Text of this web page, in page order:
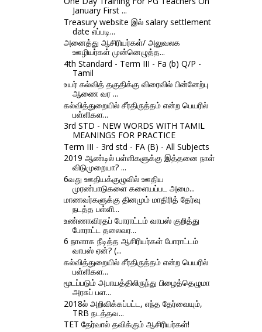
January First ...
Treasury website இல் salary settlement
date எப்படி...
அனைத்து ஆசிரியர்கள்/ அலுவலக
ஊழியர்கள் முன்னெழுத்த...
4th Standard - Term III - Fa (b) Q/P -
Tamil
உயர் கல்வித் தகுதிக்கு விரைவில் பின்னேற்பு
ஆணை வர ...
கல்வித்துறையில் சீர்திருத்தம் என்ற பெயரில்
பள்ளிகள...
3rd STD - NEW WORDS WITH TAMIL
MEANINGS FOR PRACTICE
Term III - 3rd std - FA (B) - All Subjects
2019 ஆண்டில் பள்ளிகளுக்கு இத்தனை நாள்
விடுமுறையா? ...
6வது ஊதியக்குழுவில் ஊதிய
முரண்பாடுகளை களையப்பட அமை...
மாணவர்களுக்கு தினமும் மாதிரித் தேர்வு
நடத்த பள்ளி...
உண்ணாவிரதப் போராட்டம் வாபஸ் குறித்து
போராட்ட தலைவர...
6 நாளாக நீடித்த ஆசிரியர்கள் போராட்டம்
வாபஸ் ஏன்? (...
கல்வித்துறையில் சீர்திருத்தம் என்ற பெயரில்
பள்ளிகள...
மூடப்படும் அபாயத்திலிருந்து பிழைத்தெழுமா
அரசுப் பள...
2018ல் அறிவிக்கப்பட்ட, எந்த தேர்வையும்,
TRB நடத்தவ...
TET தேர்வால் தவிக்கும் ஆசிரியர்கள்!